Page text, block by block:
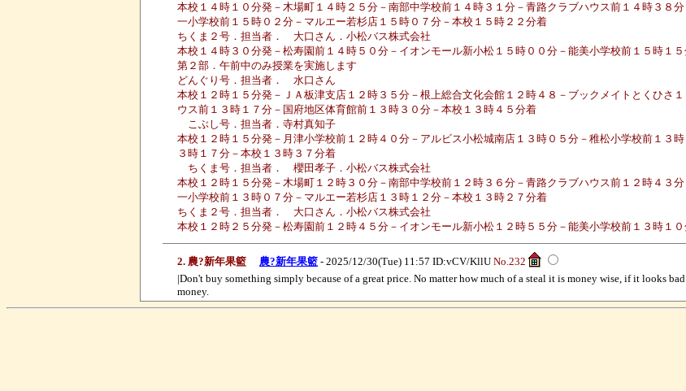
本校１４時１０分発－木場町１４時２５分－南部中学校前１４時３１分－青路クラブハウス前１４時３８
一小学校前１５時０２分－マルエー若杉店１５時０７分－本校１５時２２分着
ちくま２号．担当者． 大口さん．小松バス株式会社
本校１４時３０分発－松寿園前１４時５０分－イオンモール新小松１５時００分－能美小学校前１５時１
第２部．午前中のみ授業を実施します
どんぐり号．担当者． 水口さん
本校１２時１５分発－ＪＡ板津支店１２時３５分－根上総合文化会館１２時４８－ブックメイトとくひさ
ウス前１３時１７分－国府地区体育館前１３時３０分－本校１３時４５分着
こぶし号．担当者．寺村真知子
本校１２時１５分発－月津小学校前１２時４０分－アルビス小松城南店１３時０５分－稚松小学校前１３
３時１７分－本校１３時３７分着
ちくま号．担当者． 櫻田孝子．小松バス株式会社
本校１２時１５分発－木場町１２時３０分－南部中学校前１２時３６分－青路クラブハウス前１２時４３
一小学校前１３時０７分－マルエー若杉店１３時１２分－本校１３時２７分着
ちくま２号．担当者． 大口さん．小松バス株式会社
本校１２時２５分発－松寿園前１２時４５分－イオンモール新小松１２時５５分－能美小学校前１３時１
2. 農?新年果籃 農?新年果籃 - 2025/12/30(Tue) 11:57 ID:vCV/KllU No.232
|Don't buy something simply because of a great price. No matter how much of a steal it is money wise, if it looks
money.